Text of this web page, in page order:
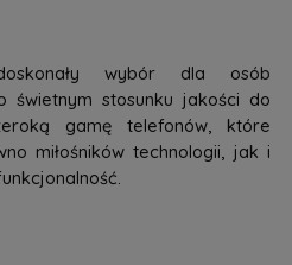
wybór dla osób
świetnym stosunku jakości do
gamę telefonów, które
miłośników technologii, jak i